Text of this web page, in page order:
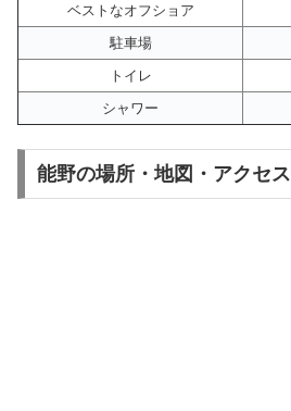
ベストなオフショア
駐車場
トイレ
シャワー
能野の場所・地図・アクセス